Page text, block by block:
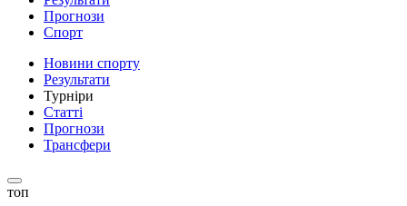
Прогнози
Спорт
Новини спорту
Результати
Турніри
Статті
Прогнози
Трансфери
топ